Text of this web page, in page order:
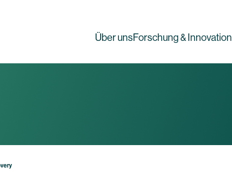
Über unsForschung & Innovation